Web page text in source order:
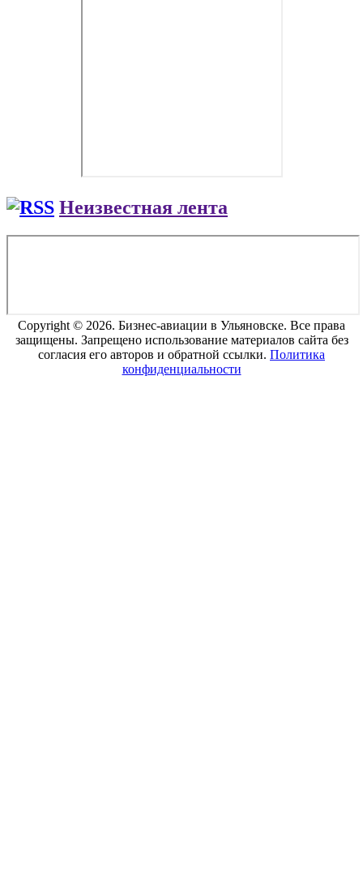
Неизвестная лента
Copyright © 2026. Бизнес-авиации в Ульяновске. Все права
защищены. Запрещено использование материалов сайта без
согласия его авторов и обратной ссылки. Политика
конфиденциальности